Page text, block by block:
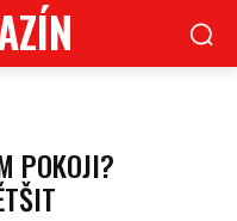
POKOJI?